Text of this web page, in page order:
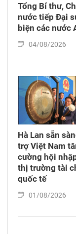
Tổng Bí thư,
nước tiếp Đại
biện các nước
04/08/2026
Hà Lan sẵn
trợ Việt Nam
cường hội
thị trường tài
quốc tế
01/08/2026